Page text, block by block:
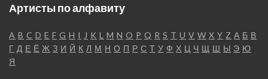
Артисты по алфавиту
A B C D E F G H I J K L M N O P Q R S T U V W X Y Z А Б В
Г Д Е Ё Ж З И Й К Л М Н О П Р С Т У Ф Х Ц Ч Щ Ш Ы Э Ю
Я